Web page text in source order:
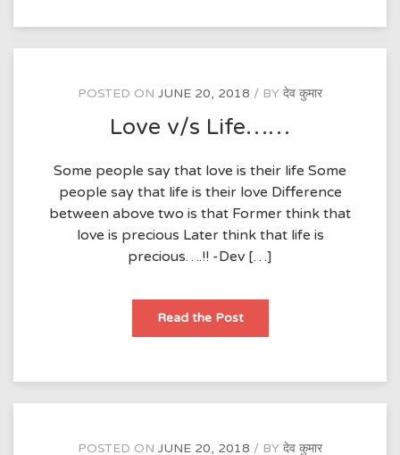
POSTED ON JUNE 20, 2018 BY देव कुमार
Love v/s Life……
Some people say that love is their life Some
people say that life is their love Difference
between above two is that Former think that
love is precious Later think that life is
precious….!! -Dev […]
Read the PostLove
Life……
POSTED ON JUNE 20, 2018 BY देव कुमार